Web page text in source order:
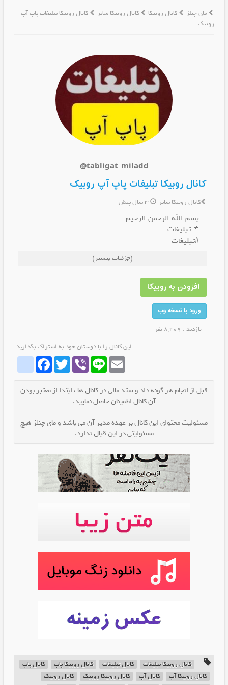
مای چنلز کانال روبیکا کانال روبیکا سایر
کانال روبیکا تبلیغات پاپ آپ
روبیک
@tabligat_miladd
کانال روبیکا تبلیغات پاپ آپ روبیک
کانال روبیکا سایر 3 سال پیش
بسم الله الرحمن الرحیم
📌تبلیغات
#تبلیغات
(روبیکا) (ایتا) و(بله) ، کیفیت و جذب بالا
برای سفارش تبلیغ به آیدی زیر پیام دهید👇
@tablighattttt20
(جزئیات بیشتر)
افزودن به روبیکا
ورود با نسخه وب
بازدید : 8,209 نفر
این کانال را با دوستان خود به اشتراک بگذارید
whatrubikaFacebookTwitter Viber Line Email
قبل از انجام هر گونه داد و ستد مالی در کانال ها ، ابتدا از معتبر بودن
آن کانال اطمینان حاصل نمایید.
مسئولیت محتوای این کانال بر عهده مدیر آن می باشد و مای چنلز هیچ
مسئولیتی در این قبال ندارد.
کانال روبیکا تبلیغات کانال تبلیغات کانال روبیکا پاپ
کانال پاپ
کانال روبیکا آپ
کانال آپ کانال روبیکا روبیک
کانال روبیک